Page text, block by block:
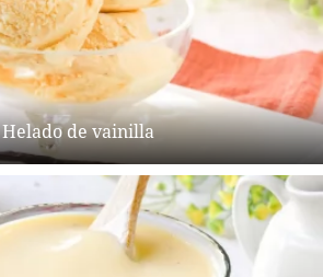
Helado de vainilla